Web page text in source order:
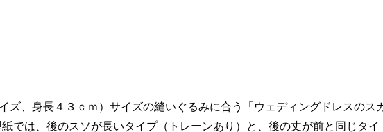
イズ、身長４３ｃｍ）サイズの縫いぐるみに合う「ウェディングドレスのス
では、後のスソが長いタイプ（トレーンあり）と、後の丈が前と同じタイ